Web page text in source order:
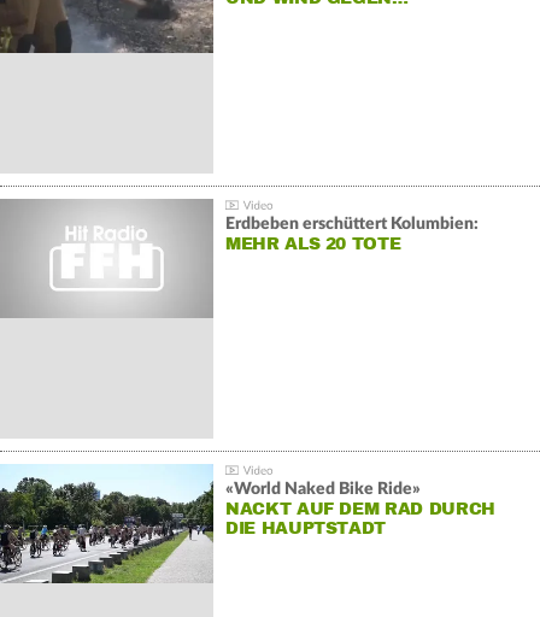
Erdbeben erschüttert Kolumbien:
MEHR ALS 20 TOTE
«World Naked Bike Ride»
NACKT AUF DEM RAD DURCH
DIE HAUPTSTADT